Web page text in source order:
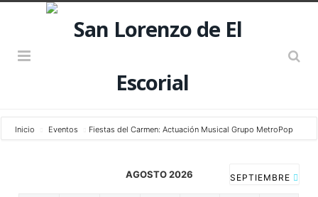
Inicio Eventos Fiestas del Carmen: Actuación Musical Grupo MetroPop
AGOSTO 2026 SEPTIEMBRE